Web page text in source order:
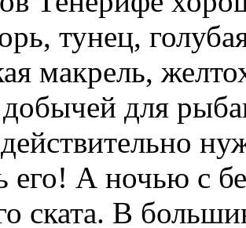
тунец,
макрель,
для
его! А ночью с
ската. В